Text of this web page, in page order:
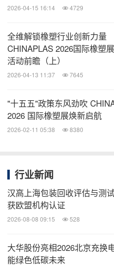
"2023年CHINAPLAS展会
给了我们极大的信心与决
于我们来说是一个新的起点
积累多时的市场需求与期
们将奋力拼搏，只争朝夕
的年度盛会。期盼着与大
"CHINAPLAS 2024 国际橡
启。按照有关规定，所有
预约观展日期，并按照预
进行预登记，预登记票价
即止。
2026-04-15 16:14 4729
全维解锁橡塑行业创新力量
CHINAPLAS 2026国际橡塑
活动前瞻（上）
2026-04-13 11:37 7645
"十五五"政策东风劲吹
2026 国际橡塑展焕新启航
2026-02-11 05:38 8380
行业新闻
汉高上海包装回收评估与测
获欧盟机构认证
2026-08-08 09:15 528
大华股份亮相2026北京充换
能绿色低碳未来